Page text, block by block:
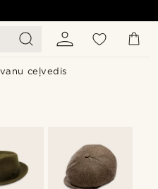
ceļvedis